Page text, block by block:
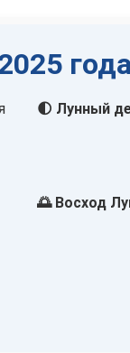
🌓 Лунный
🌅 Восход